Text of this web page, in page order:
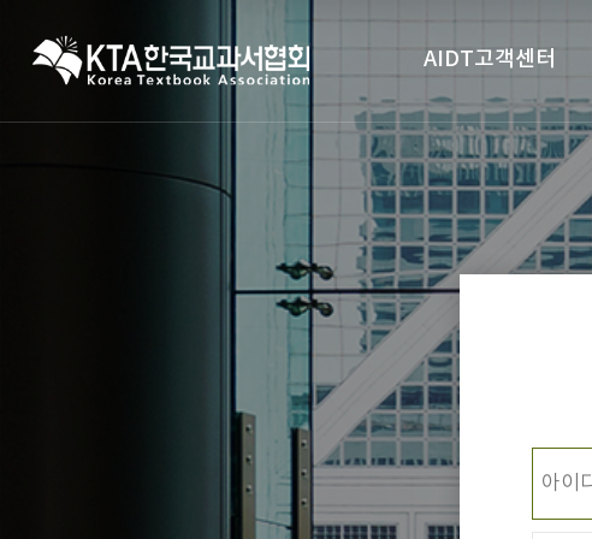
AIDT고객센터